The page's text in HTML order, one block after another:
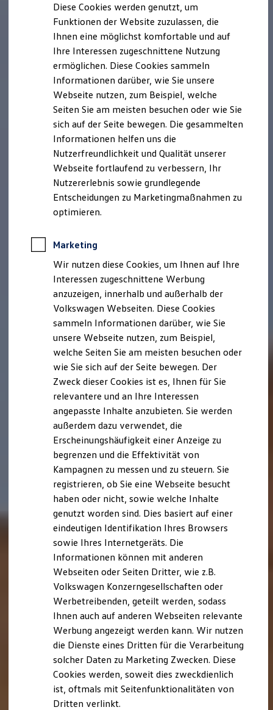
Für Privatkunden
Für Gewerbekunden
Leasing
Für Privatkunden
Für Gewerbekunden
Versicherungen & Garantien
Garantien
Kfz-Versicherung für Nutzfahrzeuge
Restschuldversicherung
Wartungsverträge
Besitzer & Service
Reparatur & Service
Sommer-Special
Reparatur, Pflege & Inspektion
Servicetermin anfragen
Service-Vorteile bei Volkswagen Nutzfahrzeuge
ServicePlus
Economy Service
Räder & Reifen Service
Ersatzfahrzeuge
Software, Konnektivität & Apps
California App
VW Connect für Ihren ID. Buzz
VW Connect für Ihren Transporter/Caravelle
VW Connect für Ihren Amarok
VW Connect für andere Modelle
Connect Pro
Fleet Interface Data
Multistop Pathfinder
Übersicht Software Updates
Hilfreiches für Besitzer
Fahrerassistenz- und Sicherheitssysteme
Kontrollleuchten
Kurzfahrprofile und Ölverdünnung
XTL-Dieselkraftstoff
Ersatzteile und Betriebsflüssigkeiten
Original Zubehör und Lifestyle Produkte
myVolkswagen
myVolkswagen Business
Elektrisch & Autonom
Elektro - & Hybridfahrzeuge
Unser Ansatz
Klimafreundlicher Strom
Reichweite & Ladelösungen
Reichweitensimulator
Ladezeitensimulator
Ladelösungen für Privatkunden
Ladelösungen für Gewerbekunden
Wallbox und Ladekabel
Förderung & Kosten der Elektrofahrzeuge
Fördermöglichkeiten für Privatkunden
Fördermöglichkeiten für Gewerbekunden
Autonomes Fahren
Mehr zum ID. Buzz
Online Beratung
California Club
California Magazin & Ratgeber
Vanlife
Diese Cookies werden genutzt, um
Funktionen der Website zuzulassen, die
Ihnen eine möglichst komfortable und auf
Ihre Interessen zugeschnittene Nutzung
ermöglichen. Diese Cookies sammeln
Informationen darüber, wie Sie unsere
Webseite nutzen, zum Beispiel, welche
Seiten Sie am meisten besuchen oder wie Sie
sich auf der Seite bewegen. Die gesammelten
Informationen helfen uns die
Nutzerfreundlichkeit und Qualität unserer
Webseite fortlaufend zu verbessern, Ihr
Nutzererlebnis sowie grundlegende
Entscheidungen zu Marketingmaßnahmen zu
optimieren.
Marketing
Wir nutzen diese Cookies, um Ihnen auf Ihre
Interessen zugeschnittene Werbung
anzuzeigen, innerhalb und außerhalb der
Volkswagen Webseiten. Diese Cookies
sammeln Informationen darüber, wie Sie
unsere Webseite nutzen, zum Beispiel,
welche Seiten Sie am meisten besuchen oder
wie Sie sich auf der Seite bewegen. Der
Zweck dieser Cookies ist es, Ihnen für Sie
relevantere und an Ihre Interessen
angepasste Inhalte anzubieten. Sie werden
außerdem dazu verwendet, die
Erscheinungshäufigkeit einer Anzeige zu
begrenzen und die Effektivität von
Kampagnen zu messen und zu steuern. Sie
registrieren, ob Sie eine Webseite besucht
haben oder nicht, sowie welche Inhalte
genutzt worden sind. Dies basiert auf einer
eindeutigen Identifikation Ihres Browsers
sowie Ihres Internetgeräts. Die
Informationen können mit anderen
Webseiten oder Seiten Dritter, wie z.B.
Volkswagen Konzerngesellschaften oder
Werbetreibenden, geteilt werden, sodass
Ihnen auch auf anderen Webseiten relevante
Werbung angezeigt werden kann. Wir nutzen
die Dienste eines Dritten für die Verarbeitung
solcher Daten zu Marketing Zwecken. Diese
Cookies werden, soweit dies zweckdienlich
ist, oftmals mit Seitenfunktionalitäten von
Dritten verlinkt.